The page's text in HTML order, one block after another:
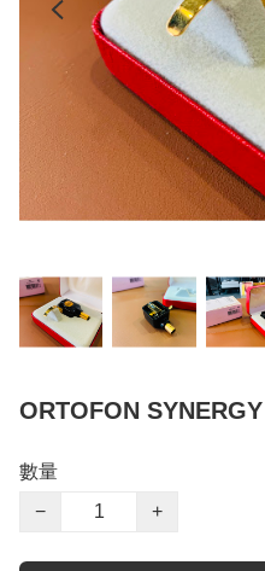
ORTOFON
數量
−
+